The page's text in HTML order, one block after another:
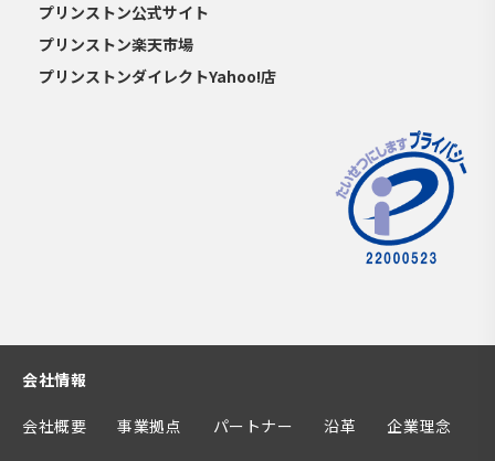
プリンストン公式サイト
プリンストン楽天市場
プリンストンダイレクトYahoo!店
会社情報
会社概要 事業拠点 パートナー 沿革 企業理念